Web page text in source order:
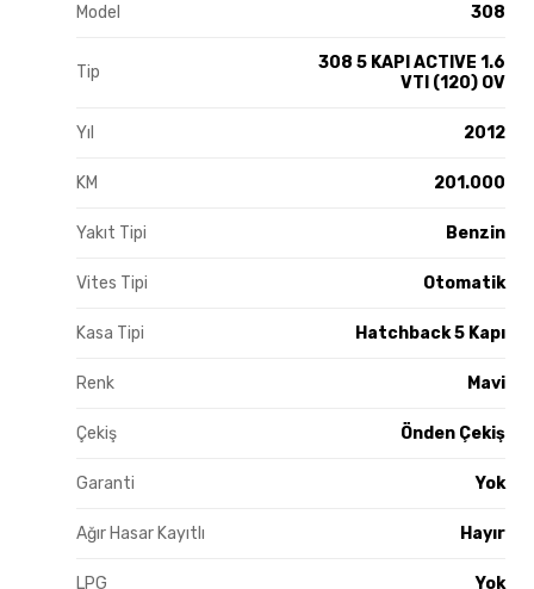
Model 308
Tip
308 5 KAPI ACTIVE 1.6
VTI (120) OV
Yıl 2012
KM 201.000
Yakıt Tipi Benzin
Vites Tipi Otomatik
Kasa Tipi Hatchback 5 Kapı
Renk Mavi
Çekiş Önden Çekiş
Garanti Yok
Ağır Hasar Kayıtlı Hayır
LPG Yok